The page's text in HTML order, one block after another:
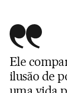
Ele
ilusão de